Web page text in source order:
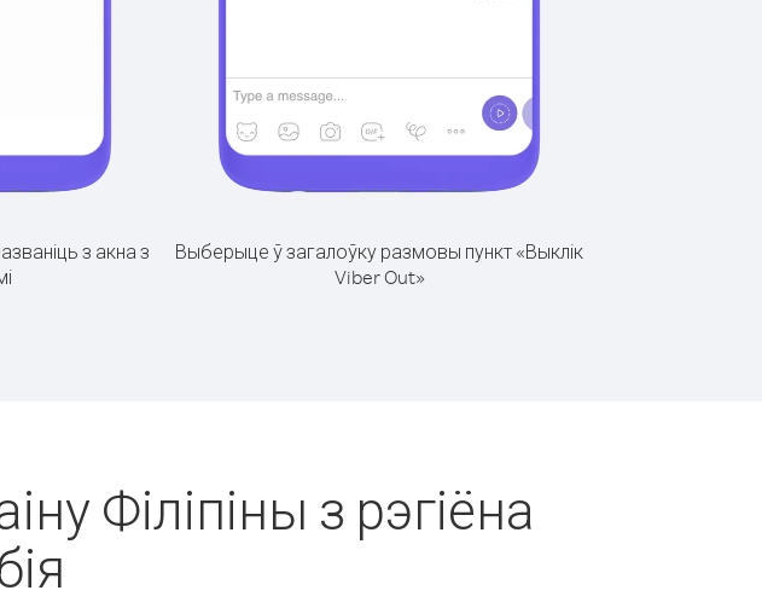
з акна з
Выберыце ў загалоўку размовы пункт «Выклік
Viber Out»
Філіпіны з рэгіёна